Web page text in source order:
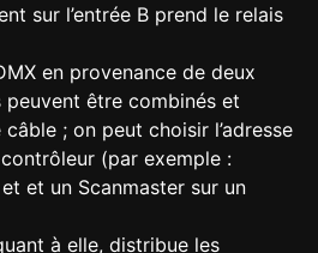
sur l’entrée B prend le relais
en provenance de deux
être combinés et
; on peut choisir l’adresse
(par exemple :
et un Scanmaster sur un
à elle, distribue les